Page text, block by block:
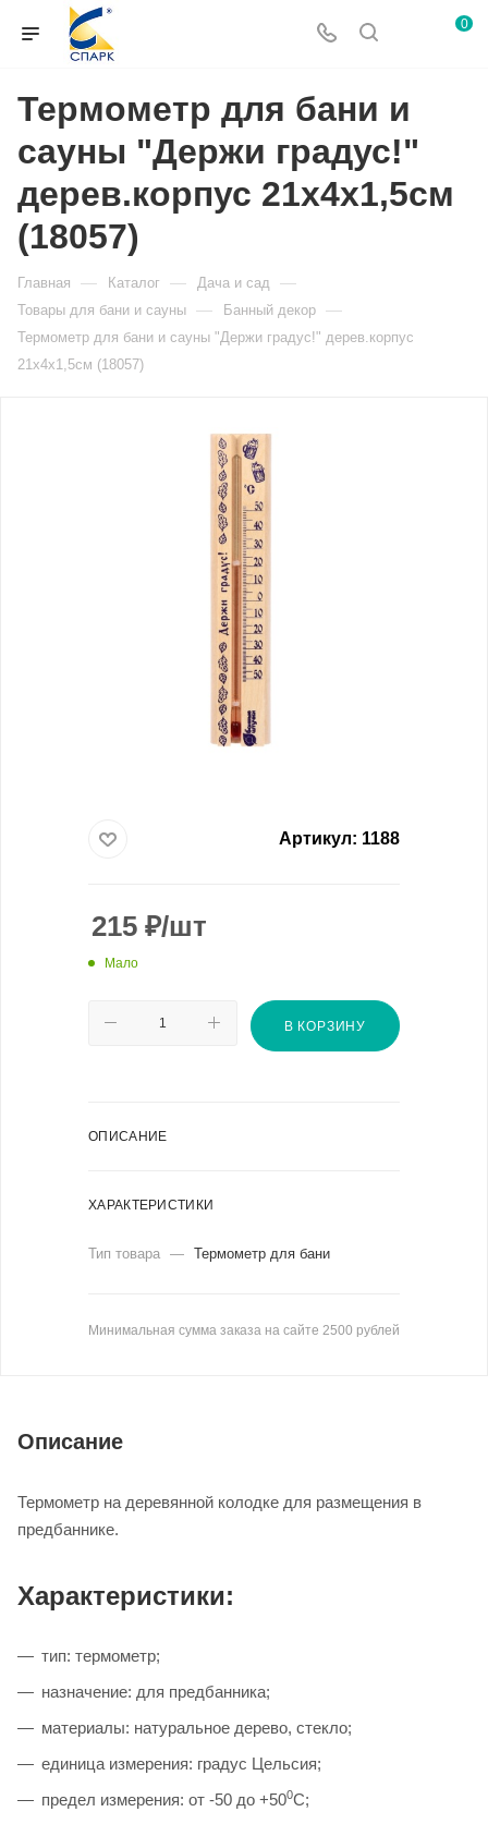
0
Термометр для бани и
сауны "Держи градус!"
дерев.корпус 21х4х1,5см
(18057)
Главная — Каталог — Дача и сад —
Товары для бани и сауны — Банный декор —
Термометр для бани и сауны "Держи градус!" дерев.корпус
21х4х1,5см (18057)
Артикул: 1188
215 ₽/шт
Мало
В КОРЗИНУ
ОПИСАНИЕ
ХАРАКТЕРИСТИКИ
Тип товара — Термометр для бани
Минимальная сумма заказа на сайте 2500 рублей
Описание
Термометр на деревянной колодке для размещения в
предбаннике.
Характеристики:
тип: термометр;
назначение: для предбанника;
материалы: натуральное дерево, стекло;
единица измерения: градус Цельсия;
предел измерения: от -50 до +500С;